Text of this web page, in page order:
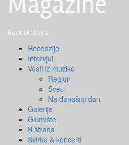
Rock i kultura
Primary
Menu
Recenzije
Intervjui
Vesti iz muzike
Region
Svet
Na današnji dan
Galerije
Glumište
B strana
Svirke & koncerti